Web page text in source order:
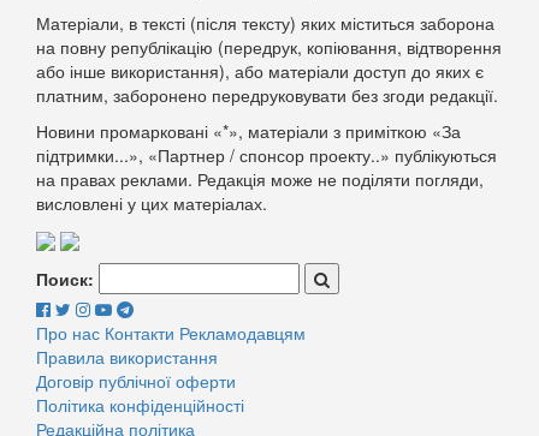
Матеріали, в тексті (після тексту) яких міститься заборона
на повну републікацію (передрук, копіювання, відтворення
або інше використання), або матеріали доступ до яких є
платним, заборонено передруковувати без згоди редакції.
Новини промарковані «*», матеріали з приміткою «За
підтримки...», «Партнер / спонсор проекту..» публікуються
на правах реклами. Редакція може не поділяти погляди,
висловлені у цих матеріалах.
Поиск:
Про нас Контакти Рекламодавцям
Правила використання
Договір публічної оферти
Політика конфіденційності
Редакційна політика